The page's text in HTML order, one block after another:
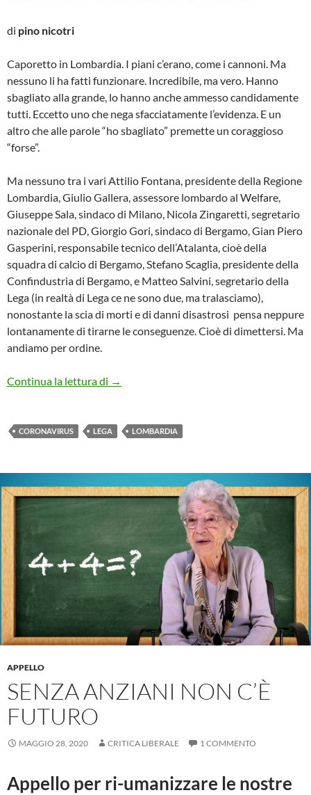
di pino nicotri
Caporetto in Lombardia. I piani c’erano, come i cannoni. Ma
nessuno li ha fatti funzionare. Incredibile, ma vero. Hanno
sbagliato alla grande, lo hanno anche ammesso candidamente
tutti. Eccetto uno che nega sfacciatamente l’evidenza. E un
altro che alle parole “ho sbagliato” premette un coraggioso
“forse”.
Ma nessuno tra i vari Attilio Fontana, presidente della Regione
Lombardia, Giulio Gallera, assessore lombardo al Welfare,
Giuseppe Sala, sindaco di Milano, Nicola Zingaretti, segretario
nazionale del PD, Giorgio Gori, sindaco di Bergamo, Gian Piero
Gasperini, responsabile tecnico dell’Atalanta, cioè della
squadra di calcio di Bergamo, Stefano Scaglia, presidente della
Confindustria di Bergamo, e Matteo Salvini, segretario della
Lega (in realtà di Lega ce ne sono due, ma tralasciamo),
nonostante la scia di morti e di danni disastrosi pensa neppure
lontanamente di tirarne le conseguenze. Cioè di dimettersi. Ma
andiamo per ordine.
Continua la lettura di Caporetto in Lombardia – Ecco le tappe
→
CORONAVIRUS LEGA LOMBARDIA
APPELLO
SENZA ANZIANI NON C’È
FUTURO
MAGGIO 28, 2020 CRITICA LIBERALE 1 COMMENTO
Appello per ri-umanizzare le nostre